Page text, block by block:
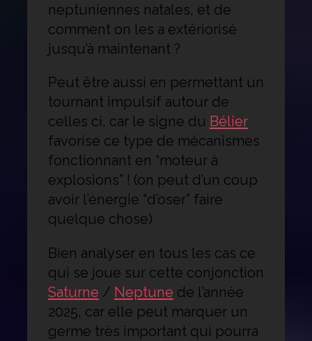
neptuniennes natales, et de
comment on les a extériorisé
jusqu’à maintenant ?
Peut être aussi en permettant un
tournant impulsif autour de
celles ci, car le signe du Bélier
favorise ce type de mécanismes
fonctionnant en “moteur à
explosions” ! (on peut d’un coup
avoir l’énergie “d’oser” faire
quelque chose)
Bien analyser en tous les cas ce
qui se joue sur cette conjonction
Saturne / Neptune de l’année
2025, car elle peut marquer un
germe très important qui pourra